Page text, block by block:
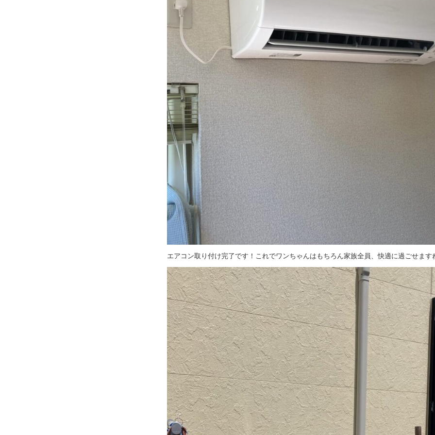
エアコン取り付け完了です！これでワンちゃんはもちろん家族全員、快適に過ごせます